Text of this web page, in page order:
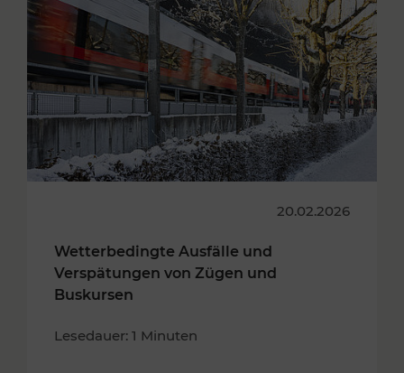
20.02.2026
Wetterbedingte Ausfälle und
Verspätungen von Zügen und
Buskursen
Lesedauer: 1 Minuten